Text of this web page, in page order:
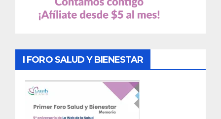
I FORO SALUD Y BIENESTAR